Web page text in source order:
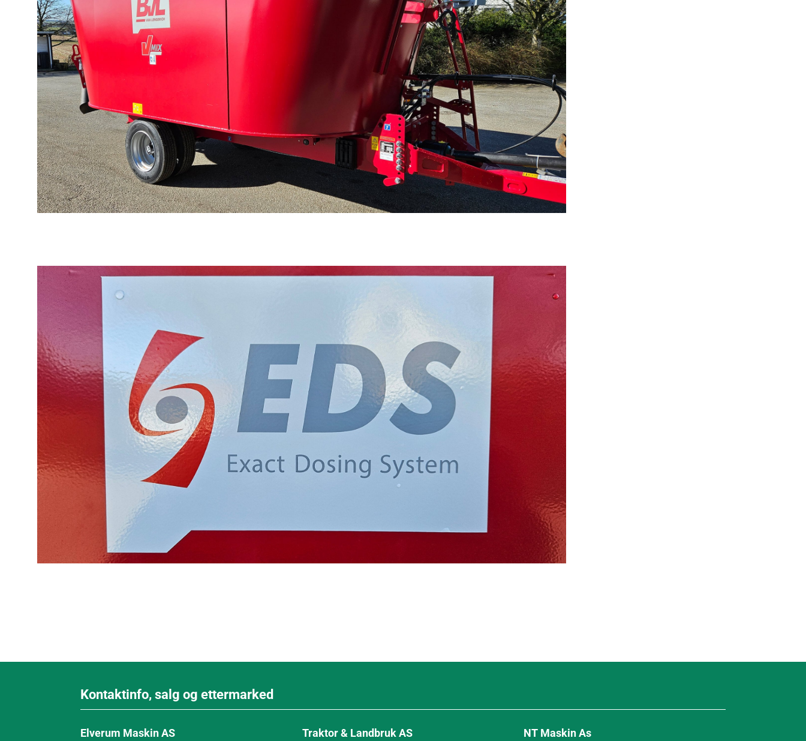
Kontaktinfo, salg og ettermarked
Elverum Maskin AS Traktor & Landbruk AS NT Maskin As